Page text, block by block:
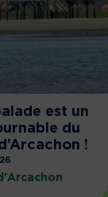
est un
du
!